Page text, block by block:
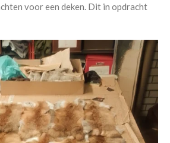
voor een deken. Dit in opdracht